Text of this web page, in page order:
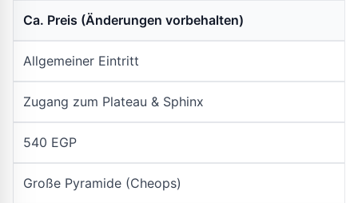
Ca. Preis (Änderungen vorbehalten)
Allgemeiner Eintritt
Zugang zum Plateau & Sphinx
540 EGP
Große Pyramide (Cheops)